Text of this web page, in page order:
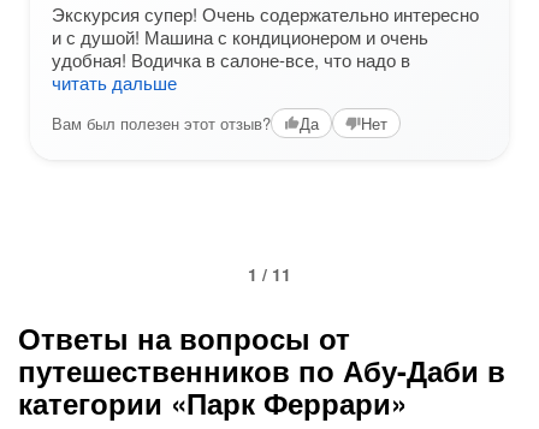
Экскурсия супер! Очень содержательно интересно
и с душой! Машина с кондиционером и очень
удобная! Водичка в салоне-все, что надо в
читать дальше
Вам был полезен этот отзыв? Да Нет
1 / 11
Ответы на вопросы от
путешественников по Абу-Даби в
категории «Парк Феррари»